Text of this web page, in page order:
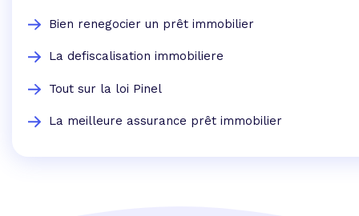
Bien renegocier un prêt immobilier
La defiscalisation immobiliere
Tout sur la loi Pinel
La meilleure assurance prêt immobilier